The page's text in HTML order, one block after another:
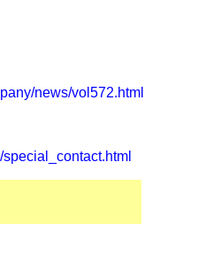
news/vol572.html